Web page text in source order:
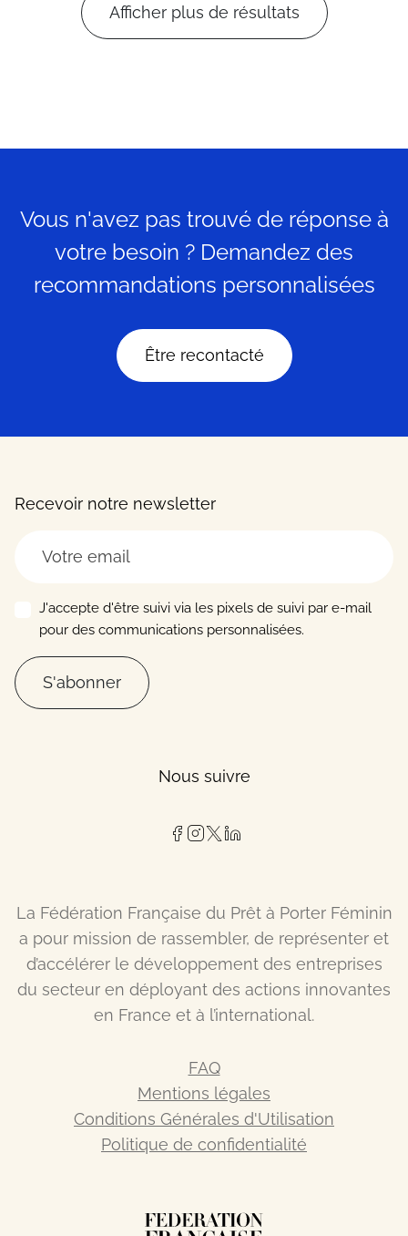
Afficher plus de résultats
Vous n'avez pas trouvé de réponse à
votre besoin ? Demandez des
recommandations personnalisées
Être recontacté
Recevoir notre newsletter
J'accepte d'être suivi via les pixels de suivi par e-mail
pour des communications personnalisées.
S'abonner
Nous suivre
La Fédération Française du Prêt à Porter Féminin
a pour mission de rassembler, de représenter et
d’accélérer le développement des entreprises
du secteur en déployant des actions innovantes
en France et à l’international.
FAQ
Mentions légales
Conditions Générales d'Utilisation
Politique de confidentialité